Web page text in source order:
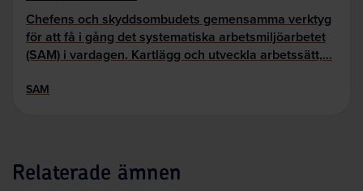
Chefens och skyddsombudets gemensamma verktyg
för att få i gång det systematiska arbetsmiljöarbetet
(SAM) i vardagen. Kartlägg och utveckla arbetssätt,…
SAM
Relaterade ämnen